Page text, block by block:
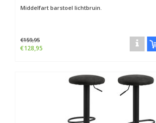
Middelfart barstoel lichtbruin.
€159,95
€128,95